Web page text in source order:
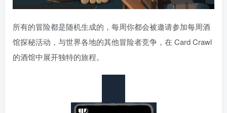
所有的冒险都是随机生成的，每周你都会被邀请参加每周酒
馆探秘活动，与世界各地的其他冒险者竞争，在 Card Crawl
的酒馆中展开独特的旅程。